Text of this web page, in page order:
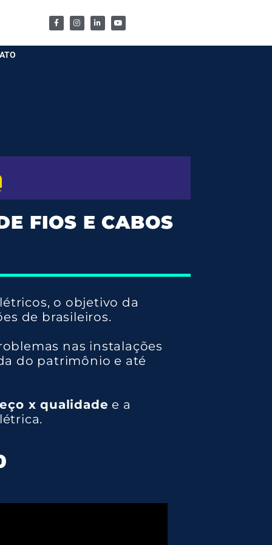
FIOS E CABOS
o objetivo da
de brasileiros.
nas instalações
do patrimônio e até
x qualidade e a